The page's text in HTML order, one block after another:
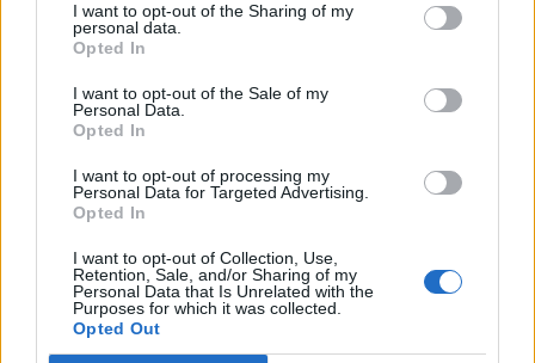
I want to opt-out of the Sharing of my
personal data.
Opted In
I want to opt-out of the Sale of my
Personal Data.
Opted In
I want to opt-out of processing my
Personal Data for Targeted Advertising.
Opted In
I want to opt-out of Collection, Use,
Retention, Sale, and/or Sharing of my
Personal Data that Is Unrelated with the
Purposes for which it was collected.
Opted Out
Leggi i commenti precedenti...
Semelinanno